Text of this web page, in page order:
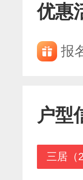
优惠
报
户型
三居（2